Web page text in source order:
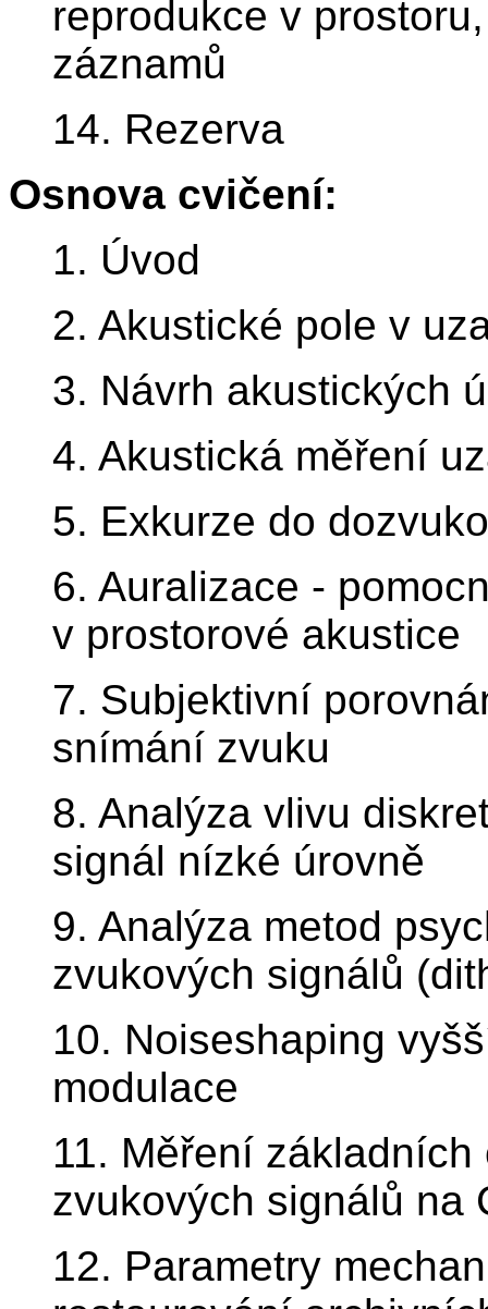
reprodukce v
záznamů
14. Rezerva
Osnova cvičení:
1. Úvod
2. Akustické pole v
3. Návrh akustických
4. Akustická měření
5. Exkurze do
6. Auralizace -
v prostorové akustice
7. Subjektivní
snímání zvuku
8. Analýza vlivu
signál nízké úrovně
9. Analýza metod
zvukových signálů
10. Noiseshaping
modulace
11. Měření
zvukových signálů na
12. Parametry